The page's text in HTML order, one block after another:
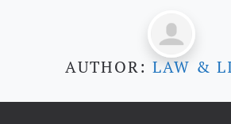
AUTHOR: LAW &